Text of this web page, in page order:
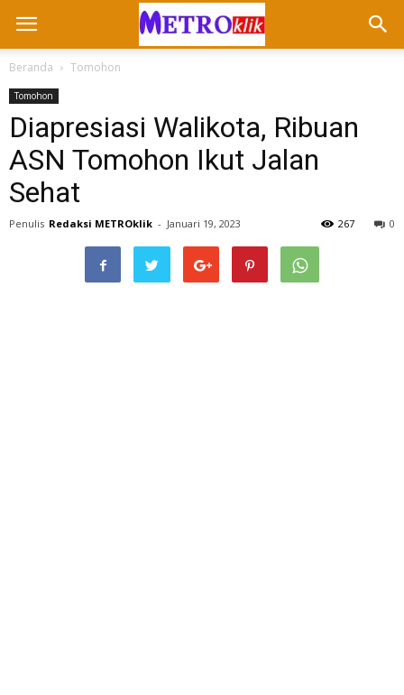
Beranda Tomohon
Tomohon
Diapresiasi Walikota, Ribuan
ASN Tomohon Ikut Jalan
Sehat
Penulis Redaksi METROklik - Januari 19, 2023 0
267